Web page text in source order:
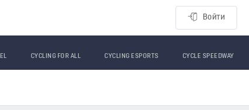
Войти
CYCLING FOR ALL CYCLING ESPORTS CYCLE SPEEDWAY